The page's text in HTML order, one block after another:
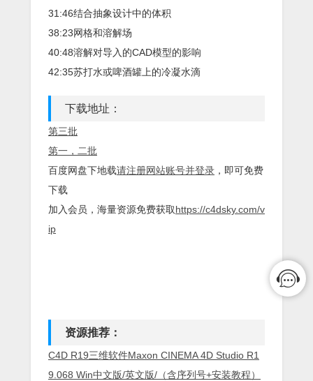
31:46结合抽象设计中的体积
38:23网格和溶解场
40:48溶解对导入的CAD模型的影响
42:35苏打水或啤酒罐上的冷凝水滴
下载地址：
第三批
第一，二批
百度网盘下地载请注册网站账号并登录 ，即可免费
下载
加入会员，海量资源免费获取https://c4dsky.com/v
ip
资源推荐：
C4D R19三维软件Maxon CINEMA 4D Studio R1
9.068 Win中文版/英文版/（含序列号+安装教程）